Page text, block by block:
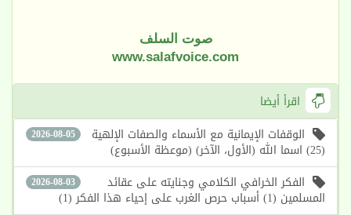
صوت السلف
www.salafvoice.com
اقرأ أيضا
2026-08-05 الوقفات الإيمانية مع الأسماء والصفات الإلهية
(25) اسما الله (الأول، الآخر) (موعظة الأسبوع)
2026-08-03 الفكر الخرافي الكلامي وجنايته على عقائد
المسلمين (1) أسباب حرص الغرب على إحياء هذا الفكر (1)